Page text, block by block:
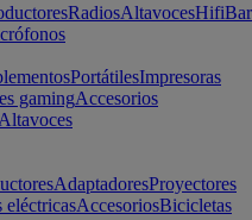
RadiosAltavocesHifi
PortátilesImpresoras
gamingAccesorios
Altavoces
AdaptadoresProyectores
eléctricasAccesoriosBicicletas